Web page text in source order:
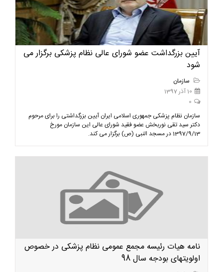
آیین بزرگداشت عضو شورای عالی نظام پزشکی برگزار می
شود
سازمان
10 آذر 1397
0
سازمان نظام پزشکی جمهوری اسلامی ایران آیین بزرگداشتی را برای مرحوم
دکتر سید تقی نوربخش عضو فقید شورای عالی این سازمان مورخ
1397/9/13 در مسجد النبی (ص) برگزار می کند.
نامه هیات رئیسه مجمع عمومی نظام پزشکی در خصوص
اولویتهای بودجه سال 98